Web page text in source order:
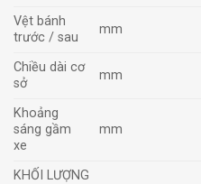
Vệt bánh
trước / sau
mm
Chiều dài cơ
sở
mm
Khoảng
sáng gầm
xe
mm
KHỐI LƯỢNG